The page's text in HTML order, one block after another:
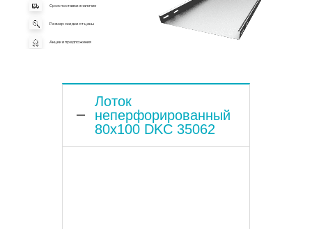
Срок поставки и наличие
Размер скидки от цены
Акции и предложения
Лоток
неперфорированный
80x100 DKC 35062